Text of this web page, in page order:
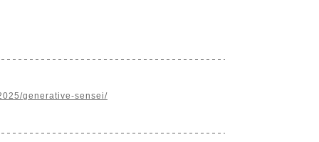
generative-sensei/